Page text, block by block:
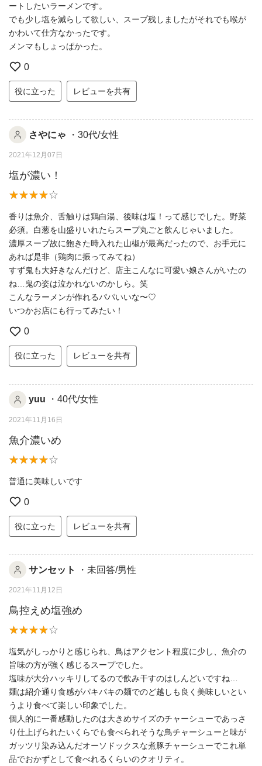
ートしたいラーメンです。
でも少し塩を減らして欲しい、スープ残しましたがそれでも喉が
かわいて仕方なかったです。
メンマもしょっぱかった。
0
役に立った レビューを共有
さやにゃ ・30代/女性
2021年12月07日
塩が濃い！
香りは魚介、舌触りは鶏白湯、後味は塩！って感じでした。野菜
必須。白葱を山盛りいれたらスープ丸ごと飲んじゃいました。
濃厚スープ故に飽きた時入れた山椒が最高だったので、お手元に
あれば是非（鶏肉に振ってみてね）
すず鬼も大好きなんだけど、店主こんなに可愛い娘さんがいたの
ね…鬼の姿は泣かれないのかしら。笑
こんなラーメンが作れるパパいいな〜♡
いつかお店にも行ってみたい！
0
役に立った レビューを共有
yuu ・40代/女性
2021年11月16日
魚介濃いめ
普通に美味しいです
0
役に立った レビューを共有
サンセット ・未回答/男性
2021年11月12日
鳥控えめ塩強め
塩気がしっかりと感じられ、鳥はアクセント程度に少し、魚介の
旨味の方が強く感じるスープでした。
塩味が大分ハッキリしてるので飲み干すのはしんどいですね…
麺は紹介通り食感がパキパキの麺でのど越しも良く美味しいとい
うより食べて楽しい印象でした。
個人的に一番感動したのは大きめサイズのチャーシューであっさ
り仕上げられたいくらでも食べられそうな鳥チャーシューと味が
ガッツリ染み込んだオーソドックスな煮豚チャーシューでこれ単
品でおかずとして食べれるくらいのクオリティ。